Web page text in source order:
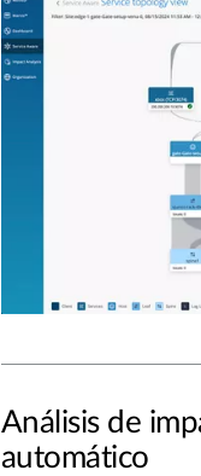
Análisis de
automático